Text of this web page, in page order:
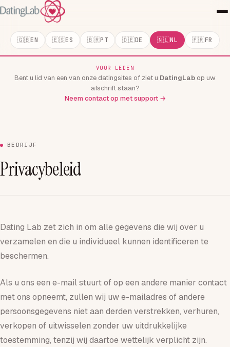
EN ES PT DE NL FR
VOOR LEDEN
Bent u lid van een van onze datingsites of ziet u DatingLab op uw
afschrift staan?
Neem contact op met support →
BEDRIJF
Privacybeleid
Dating Lab zet zich in om alle gegevens die wij over u
verzamelen en die u individueel kunnen identificeren te
beschermen.
Als u ons een e-mail stuurt of op een andere manier contact
met ons opneemt, zullen wij uw e-mailadres of andere
persoonsgegevens niet aan derden verstrekken, verhuren,
verkopen of uitwisselen zonder uw uitdrukkelijke
toestemming, tenzij wij daartoe wettelijk verplicht zijn.